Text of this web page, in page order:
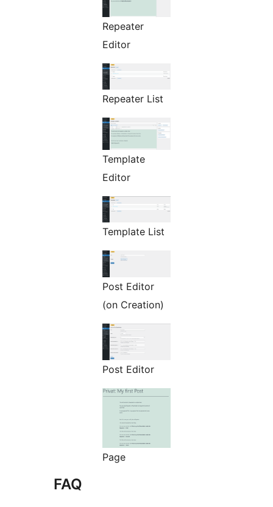
Repeater
Editor
Repeater List
Template
Editor
Template List
Post Editor
(on Creation)
Post Editor
Page
FAQ